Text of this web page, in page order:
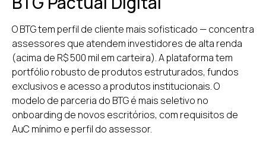
O BTG tem perfil de cliente mais sofisticado — concentra
assessores que atendem investidores de alta renda
(acima de R$ 500 mil em carteira). A plataforma tem
portfólio robusto de produtos estruturados, fundos
exclusivos e acesso a produtos institucionais. O
modelo de parceria do BTG é mais seletivo no
onboarding de novos escritórios, com requisitos de
AuC mínimo e perfil do assessor.